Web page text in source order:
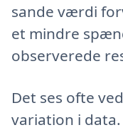
sande værdi
et mindre
observerede
Det ses ofte
variation i